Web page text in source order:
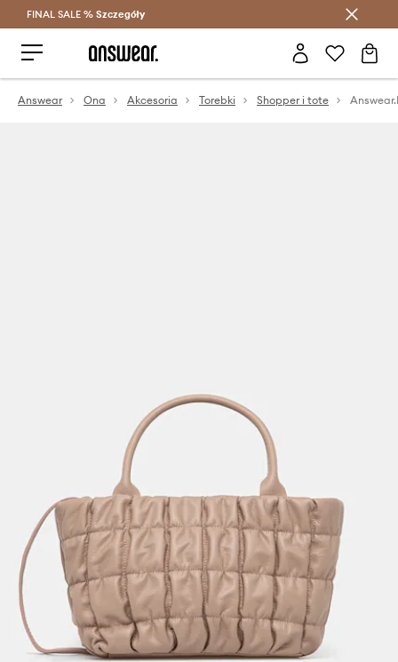
Oszczędzaj z Answear Club >
FINAL SALE % Szczegóły
Answear Ona Akcesoria Torebki Shopper i tote